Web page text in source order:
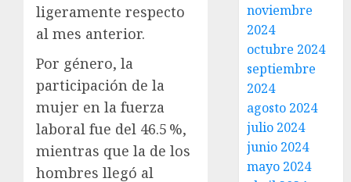
ligeramente respecto
al mes anterior.
Por género, la
participación de la
mujer en la fuerza
laboral fue del 46.5 %,
mientras que la de los
hombres llegó al
noviembre
2024
octubre 2024
septiembre
2024
agosto 2024
julio 2024
junio 2024
mayo 2024